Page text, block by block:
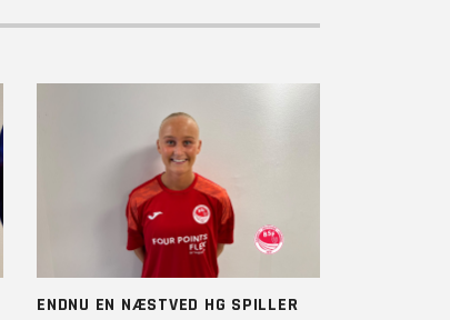
ENDNU EN NÆSTVED HG SPILLER